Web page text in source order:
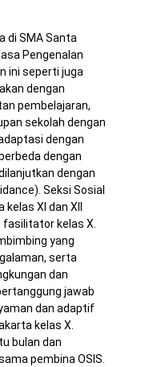
di SMA Santa
Pengenalan
ini seperti juga
dengan
pembelajaran,
sekolah dengan
dengan
dengan
dengan
). Seksi Sosial
XI dan XII
kelas X.
yang
serta
dan
jawab
dan adaptif
kelas X.
bulan dan
pembina OSIS.